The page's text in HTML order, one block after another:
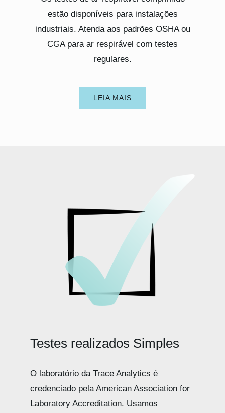
estão disponíveis para instalações
industriais. Atenda aos padrões OSHA ou
CGA para ar respirável com testes
regulares.
LEIA MAIS
Testes realizados
O laboratório da Trace Analytics é
credenciado pela American Association for
Laboratory Accreditation. Usamos